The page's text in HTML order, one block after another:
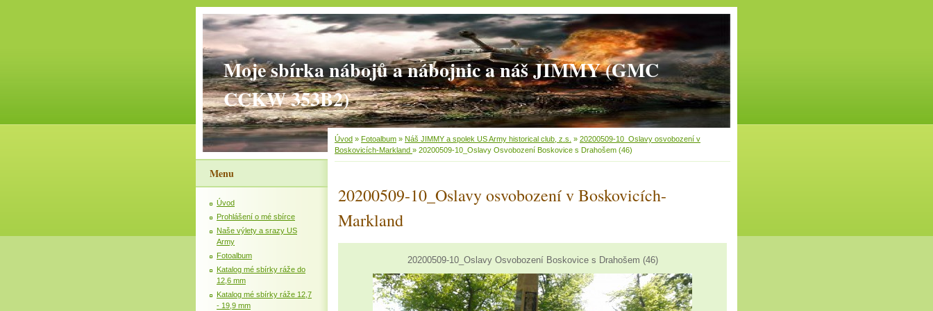
Moje sbírka nábojů a nábojnic a náš JIMMY (GMC
CCKW 353B2)
Úvod » Fotoalbum » Náš JIMMY a spolek US Army historical club, z.s. » 20200509-10_Oslavy osvobození v
Boskovicích-Markland » 20200509-10_Oslavy Osvobození Boskovice s Drahošem (46)
20200509-10_Oslavy osvobození v Boskovicích-
Markland
20200509-10_Oslavy Osvobození Boskovice s Drahošem (46)
Menu
Úvod
Prohlášení o mé sbírce
Naše výlety a srazy US
Army
Fotoalbum
Katalog mé sbírky ráže do
12,6 mm
Katalog mé sbírky ráže 12,7
- 19,9 mm